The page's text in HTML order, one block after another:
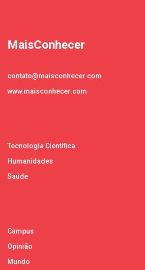
MaisConhecer
contato@maisconhecer.com
www.maisconhecer.com
Tecnologia Científica
Humanidades
Saúde
Campus
Opinião
Mundo